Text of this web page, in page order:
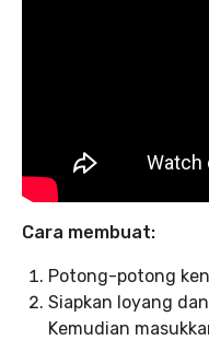
Cara membuat:
Potong-potong
Siapkan loyang
Kemudian